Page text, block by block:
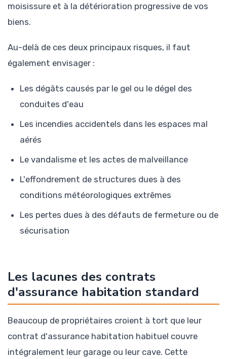
moisissure et à la détérioration progressive de vos
biens.
Au-delà de ces deux principaux risques, il faut
également envisager :
Les dégâts causés par le gel ou le dégel des
conduites d'eau
Les incendies accidentels dans les espaces mal
aérés
Le vandalisme et les actes de malveillance
L'effondrement de structures dues à des
conditions météorologiques extrêmes
Les pertes dues à des défauts de fermeture ou de
sécurisation
Les lacunes des contrats
d'assurance habitation standard
Beaucoup de propriétaires croient à tort que leur
contrat d'assurance habitation habituel couvre
intégralement leur garage ou leur cave. Cette